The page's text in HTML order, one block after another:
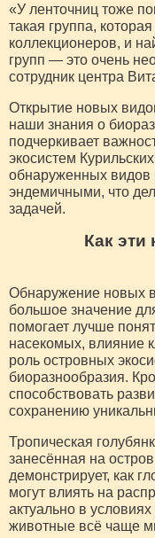
«У ленточниц тоже
такая группа,
коллекционеров, и
групп — это очень
сотрудник центра
Открытие новых
наши знания о
подчеркивает
экосистем
обнаруженных видов
эндемичными, что
задачей.
Как эти
Обнаружение новых
большое значение
помогает лучше
насекомых, влияние
роль островных
биоразнообразия.
способствовать
сохранению
Тропическая
занесённая на
демонстрирует, как
могут влиять на
актуально в
животные всё чаще